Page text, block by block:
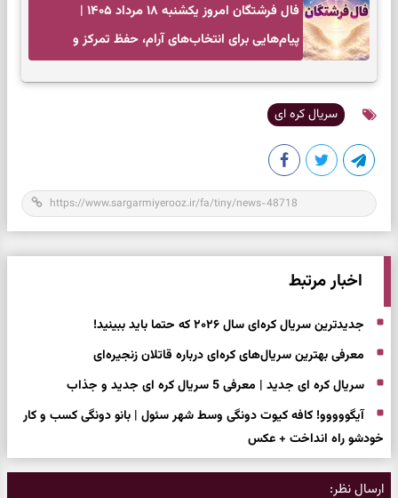
فال فرشتگان امروز یکشنبه ۱۸ مرداد ۱۴۰۵ |
پیام‌هایی برای انتخاب‌های آرام، حفظ تمرکز و
سریال کره ای
اخبار مرتبط
جدیدترین سریال کره‌ای سال ۲۰۲۶ که حتما باید ببینید!
معرفی بهترین سریال‌های کره‌ای درباره قاتلان زنجیره‌ای
سریال کره ای جدید | معرفی 5 سریال کره ای جدید و جذاب
آیگووووو! کافه کیوت دونگی وسط شهر سئول | بانو دونگی کسب و کار
خودشو راه انداخت + عکس
ارسال نظر: